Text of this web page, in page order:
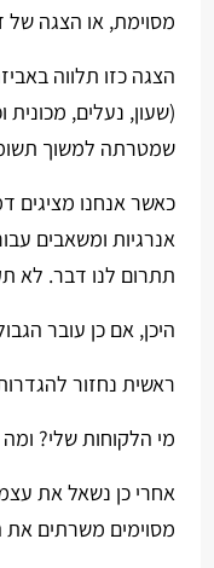
מסוימת, או הצגה של
הצגה כזו תלווה
(שעון, נעלים,
שמטרתה למשוך
כאשר אנחנו מציגים
אנרגיות ומשאבים
תתרום לנו דבר. לא
היכן, אם כן עובר
ראשית נחזור
מי הלקוחות שלי?
אחרי כן נשאל את
מסוימים משרתים